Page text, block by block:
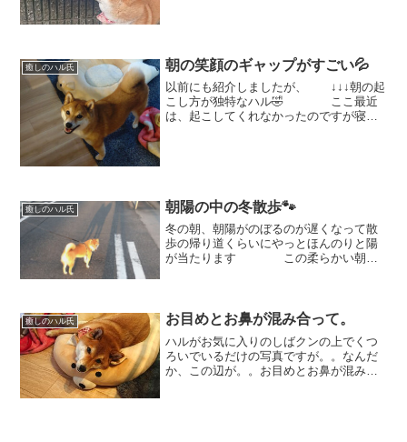
癒しのハル氏 朝の笑顔のギャップがすごい💦
以前にも紹介しましたが、 ↓↓↓朝の起
こし方が独特なハル🤣 ここ最近
は、起こしてくれなかったのですが寝室
癒しのハル氏 朝陽の中の冬散歩🐾
冬の朝、朝陽がのぼるのが遅くなって散
歩の帰り道くらいにやっとほんのりと陽
が当たります この柔らかい朝陽
🤭 少しずつ陽が強くな...
癒しのハル氏 お目めとお鼻が混み合って。
ハルがお気に入りのしばクンの上でくつ
ろいでいるだけの写真ですが。。なんだ
か、この辺が。。お目めとお鼻が混み合